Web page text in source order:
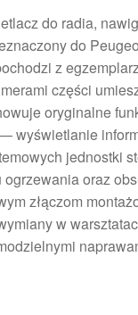
do radia,
do
z
części
oryginalne
wyświetlanie
jednostki
oraz
złączom
w